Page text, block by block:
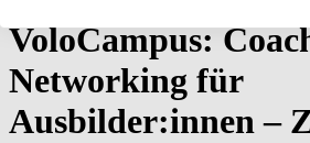
VoloCampus:
Networking für
Ausbilder:innen –